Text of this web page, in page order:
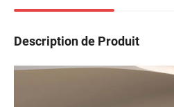
Description de Produit